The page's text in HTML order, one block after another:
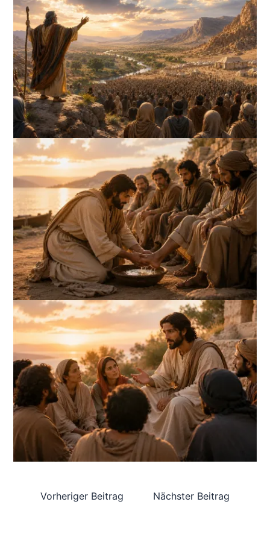
Vorheriger Beitrag Nächster Beitrag